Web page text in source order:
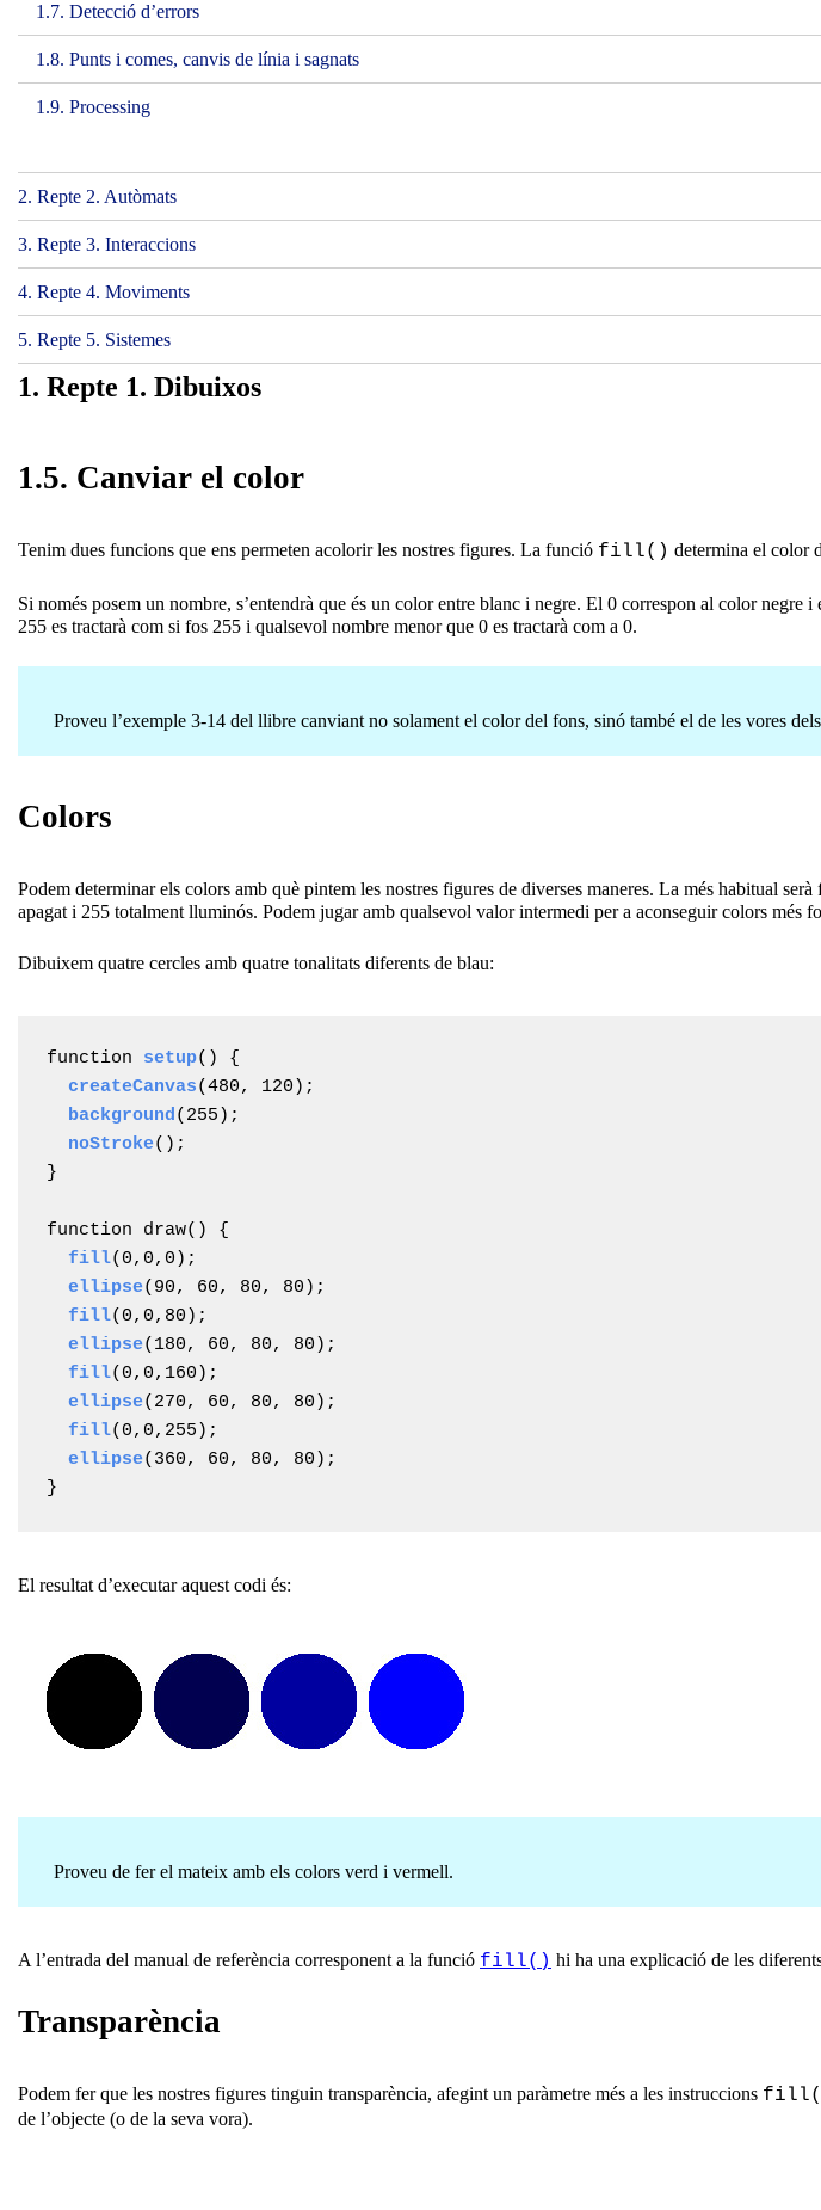
1.7. Detecció d’errors
1.8. Punts i comes, canvis de línia i sagnats
1.9. Processing
2. Repte 2. Autòmats
3. Repte 3. Interaccions
4. Repte 4. Moviments
5. Repte 5. Sistemes
1. Repte 1. Dibuixos
1.5. Canviar el color
Tenim dues funcions que ens permeten acolorir les nostres figures. La funció fill() determina el color
Si només posem un nombre, s’entendrà que és un color entre blanc i negre. El 0 correspon al color
255 es tractarà com si fos 255 i qualsevol nombre menor que 0 es tractarà com a 0.
Proveu l’exemple 3-14 del llibre canviant no solament el color del fons, sinó també el de les vores
Colors
Podem determinar els colors amb què pintem les nostres figures de diverses maneres. La més habitual
apagat i 255 totalment lluminós. Podem jugar amb qualsevol valor intermedi per a aconseguir colors més
Dibuixem quatre cercles amb quatre tonalitats diferents de blau:
function setup() {
createCanvas(480, 120);
background(255);
noStroke();
}
function draw() {
fill(0,0,0);
ellipse(90, 60, 80, 80);
fill(0,0,80);
ellipse(180, 60, 80, 80);
fill(0,0,160);
ellipse(270, 60, 80, 80);
fill(0,0,255);
ellipse(360, 60, 80, 80);
}
El resultat d’executar aquest codi és:
Proveu de fer el mateix amb els colors verd i vermell.
A l’entrada del manual de referència corresponent a la funció fill() hi ha una explicació de les
Transparència
Podem fer que les nostres figures tinguin transparència, afegint un paràmetre més a les instruccions
de l’objecte (o de la seva vora).